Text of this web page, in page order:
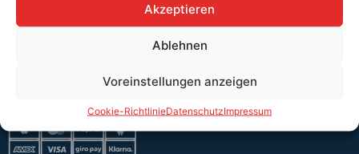
Akzeptieren
Ablehnen
Voreinstellungen anzeigen
Cookie-RichtlinieDatenschutzImpressum
Erklärung §12 Abs. 3 UStG